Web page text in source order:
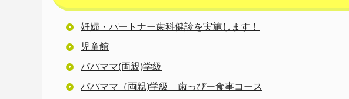
妊婦・パートナー歯科健診を実施します！
児童館
パパママ(両親)学級
パパママ（両親)学級 歯っぴー食事コース